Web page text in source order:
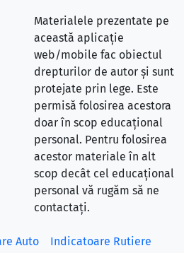
Materialele prezentate pe
această aplicație
web/mobile fac obiectul
drepturilor de autor și sunt
protejate prin lege. Este
permisă folosirea acestora
doar în scop educațional
personal. Pentru folosirea
acestor materiale în alt
scop decât cel educațional
personal vă rugăm să ne
contactați.
Auto Indicatoare Rutiere